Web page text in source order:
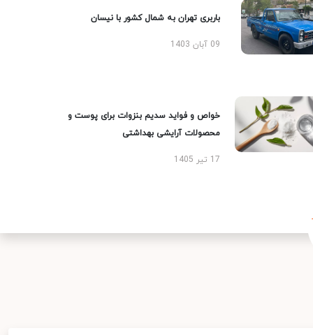
باربری تهران به شمال کشور با نیسان
09 آبان 1403
خواص و فواید سدیم بنزوات برای پوست و
محصولات آرایشی بهداشتی
17 تیر 1405